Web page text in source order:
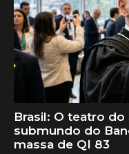
Brasil: O teatro do
submundo do
massa de QI 83